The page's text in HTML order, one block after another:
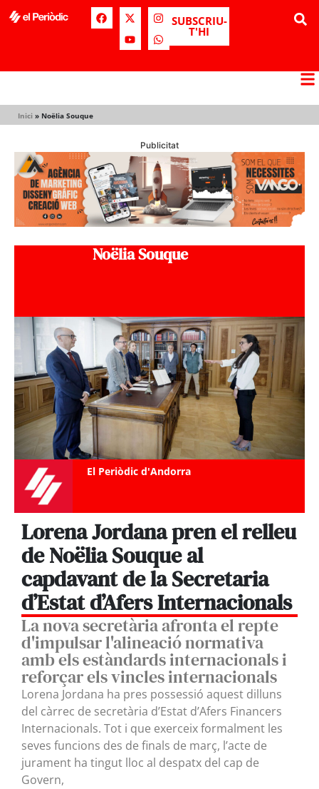
SUBSCRIU-
T'HI
Inici » Noëlia Souque
Publicitat
Noëlia Souque
El Periòdic d'Andorra
Lorena Jordana pren el relleu
de Noëlia Souque al
capdavant de la Secretaria
d’Estat d’Afers Internacionals
La nova secretària afronta el repte
d'impulsar l'alineació normativa
amb els estàndards internacionals i
reforçar els vincles internacionals
Lorena Jordana ha pres possessió aquest dilluns
del càrrec de secretària d’Estat d’Afers Financers
Internacionals. Tot i que exerceix formalment les
seves funcions des de finals de març, l’acte de
jurament ha tingut lloc al despatx del cap de
Govern,